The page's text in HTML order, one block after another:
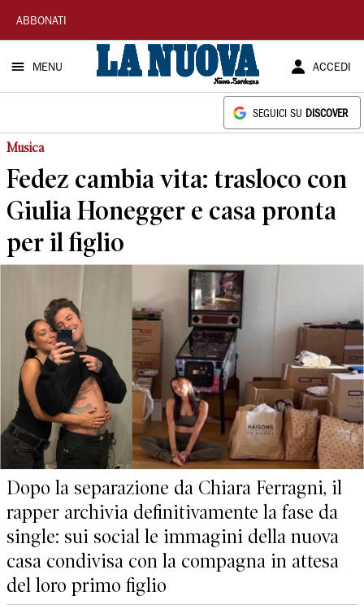
La
Nuova
Sardegna
ABBONATI
MENU ACCEDI
SEGUICI SU DISCOVER
Musica
Fedez cambia vita: trasloco con
Giulia Honegger e casa pronta
per il figlio
Dopo la separazione da Chiara Ferragni, il
rapper archivia definitivamente la fase da
single: sui social le immagini della nuova
casa condivisa con la compagna in attesa
del loro primo figlio